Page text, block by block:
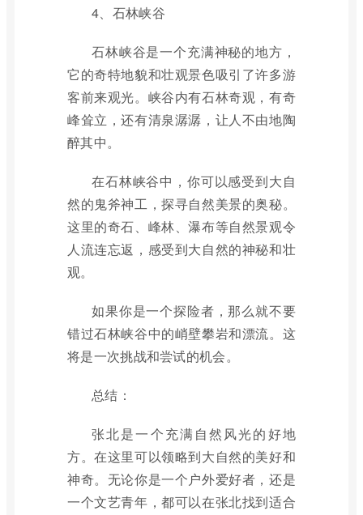
4、石林峡谷
石林峡谷是一个充满神秘的地方，
它的奇特地貌和壮观景色吸引了许多游
客前来观光。峡谷内有石林奇观，有奇
峰耸立，还有清泉潺潺，让人不由地陶
醉其中。
在石林峡谷中，你可以感受到大自
然的鬼斧神工，探寻自然美景的奥秘。
这里的奇石、峰林、瀑布等自然景观令
人流连忘返，感受到大自然的神秘和壮
观。
如果你是一个探险者，那么就不要
错过石林峡谷中的峭壁攀岩和漂流。这
将是一次挑战和尝试的机会。
总结：
张北是一个充满自然风光的好地
方。在这里可以领略到大自然的美好和
神奇。无论你是一个户外爱好者，还是
一个文艺青年，都可以在张北找到适合